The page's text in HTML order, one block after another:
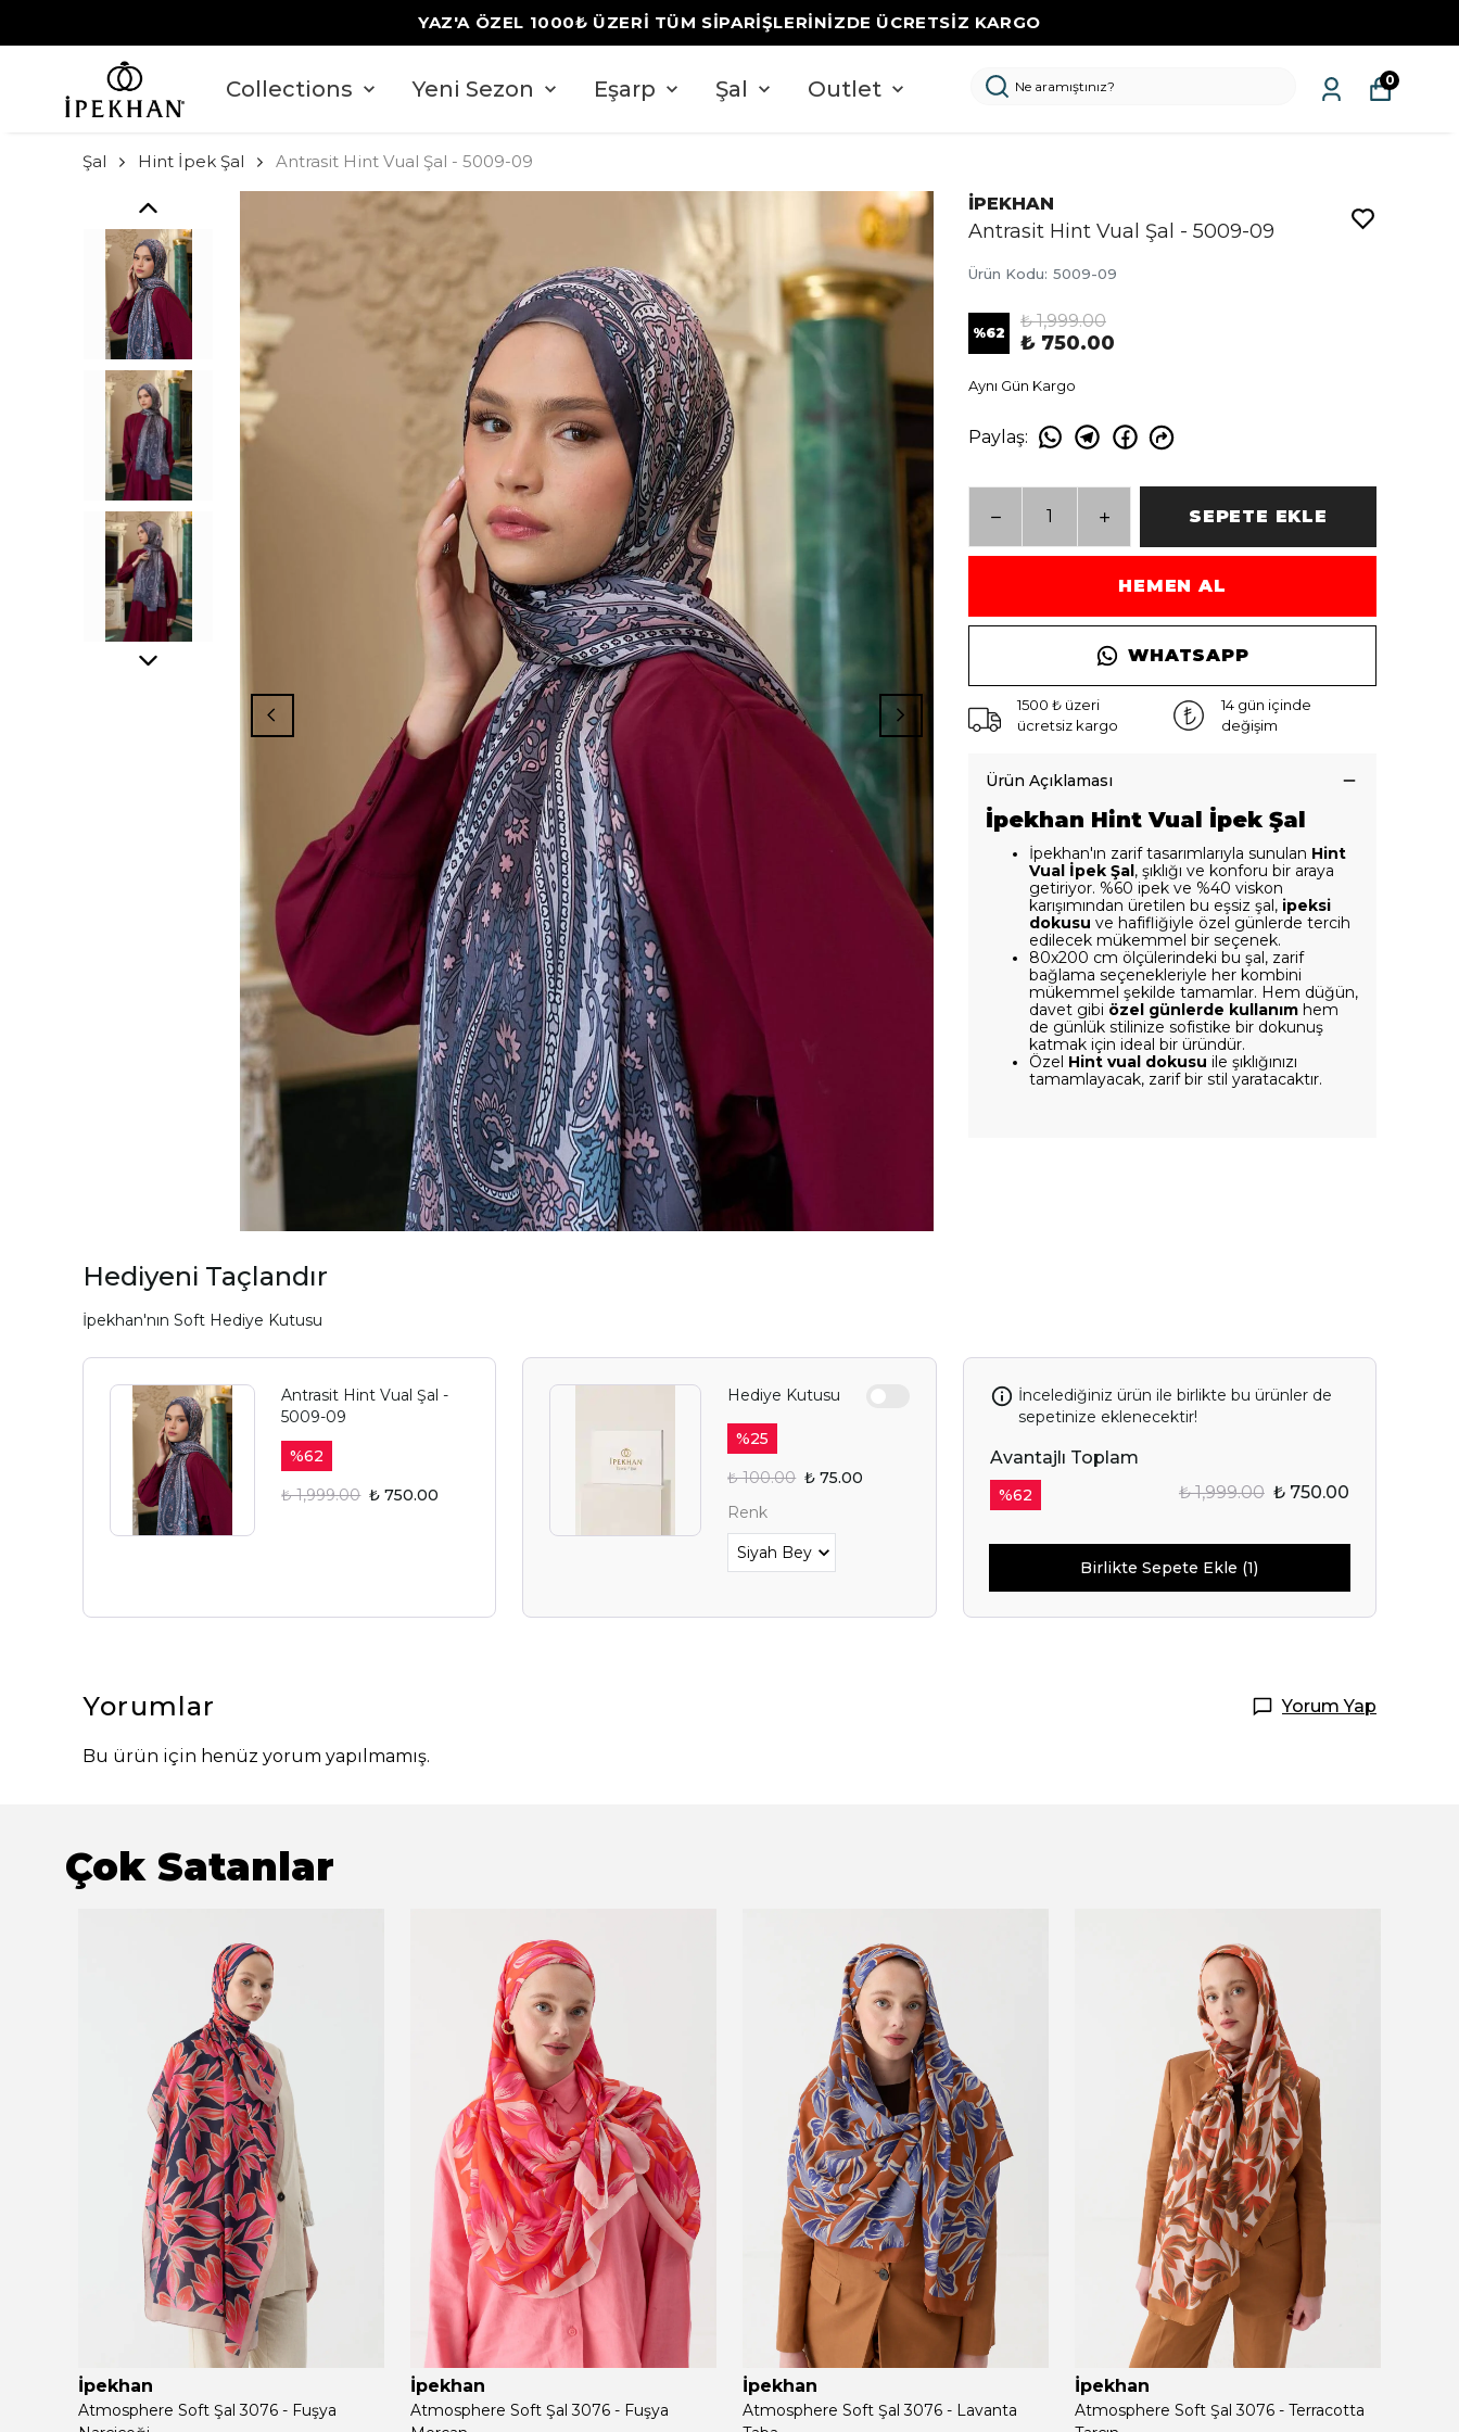
YAZ'A ÖZEL 1000₺ ÜZERİ TÜM SİPARİŞLERİNİZDE ÜCRETSİZ KARGO
Collections Yeni Sezon Eşarp Şal Outlet 0
Şal Hint İpek Şal Antrasit Hint Vual Şal - 5009-09
İPEKHAN
Antrasit Hint Vual Şal - 5009-09
Ürün Kodu: 5009-09
%62
₺ 1,999.00
₺ 750.00
Aynı Gün Kargo
Paylaş:
SEPETE EKLE
HEMEN AL
WHATSAPP
1500 ₺ üzeri
ücretsiz kargo
14 gün içinde
değişim
Ürün Açıklaması
İpekhan Hint Vual İpek Şal
İpekhan'ın zarif tasarımlarıyla sunulan Hint
Vual İpek Şal, şıklığı ve konforu bir araya
getiriyor. %60 ipek ve %40 viskon
karışımından üretilen bu eşsiz şal, ipeksi
dokusu ve hafifliğiyle özel günlerde tercih
edilecek mükemmel bir seçenek.
80x200 cm ölçülerindeki bu şal, zarif
bağlama seçenekleriyle her kombini
mükemmel şekilde tamamlar. Hem düğün,
davet gibi özel günlerde kullanım hem
de günlük stilinize sofistike bir dokunuş
katmak için ideal bir üründür.
Özel Hint vual dokusu ile şıklığınızı
tamamlayacak, zarif bir stil yaratacaktır.
Hediyeni Taçlandır
İpekhan'nın Soft Hediye Kutusu
Antrasit Hint Vual Şal -
5009-09
%62
₺ 1,999.00 ₺ 750.00
Hediye Kutusu
%25
₺ 100.00 ₺ 75.00
Renk
İncelediğiniz ürün ile birlikte bu ürünler de
sepetinize eklenecektir!
Avantajlı Toplam
%62 ₺ 1,999.00 ₺ 750.00
Birlikte Sepete Ekle (1)
Yorumlar Yorum Yap
Bu ürün için henüz yorum yapılmamış.
Çok Satanlar
İpekhan
Atmosphere Soft Şal 3076 - Fuşya
İpekhan
Atmosphere Soft Şal 3076 - Fuşya
İpekhan
Atmosphere Soft Şal 3076 - Lavanta
İpekhan
Atmosphere Soft Şal 3076 - Terracotta
YAZ FIRSATIN SENİ
Alışverişe Başla
E-posta adresinizi girerek pazarlama ve tanıtım ile ilgili iletişim almayı kabul
edersiniz ve Gizlilik Politikamızı okuduğunuzu ve kabul ettiğinizi onaylarsınız.